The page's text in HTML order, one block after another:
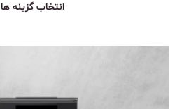
انتخاب گزینه ها